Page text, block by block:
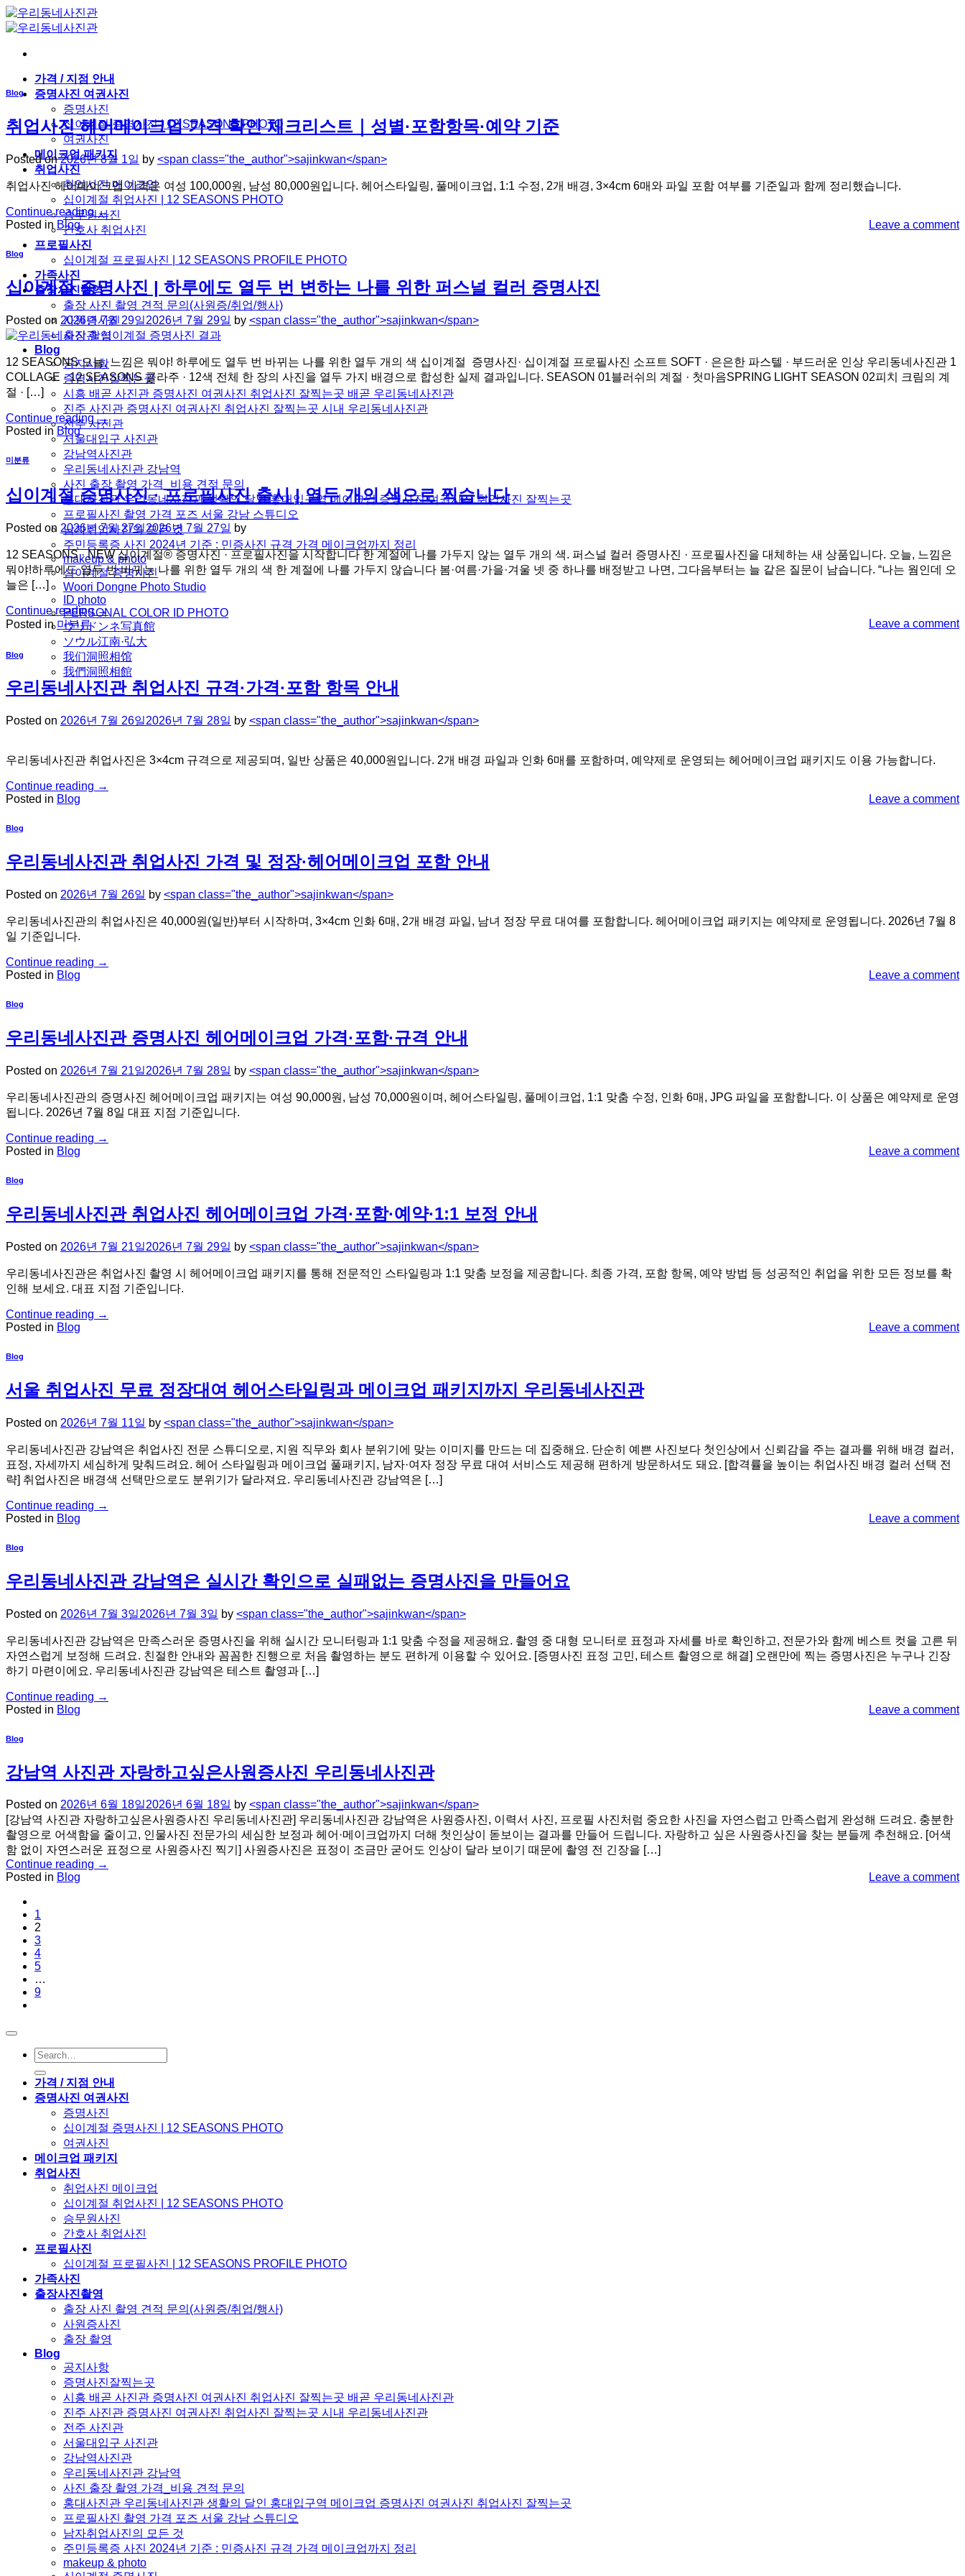
Skip
to
content
가격 / 지점 안내
증명사진 여권사진
증명사진
십이계절 증명사진 | 12 SEASONS PHOTO
여권사진
메이크업 패키지
취업사진
취업사진 메이크업
십이계절 취업사진 | 12 SEASONS PHOTO
승무원사진
간호사 취업사진
프로필사진
십이계절 프로필사진 | 12 SEASONS PROFILE PHOTO
가족사진
출장사진촬영
출장 사진 촬영 견적 문의(사원증/취업/행사)
사원증사진
출장 촬영
Blog
공지사항
증명사진잘찍는곳
시흥 배곧 사진관 증명사진 여권사진 취업사진 잘찍는곳 배곧 우리동네사진관
진주 사진관 증명사진 여권사진 취업사진 잘찍는곳 시내 우리동네사진관
전주 사진관
서울대입구 사진관
강남역사진관
우리동네사진관 강남역
사진 출장 촬영 가격_비용 견적 문의
홍대사진관 우리동네사진관 생활의 달인 홍대입구역 메이크업 증명사진 여권사진 취업사진 잘찍는곳
프로필사진 촬영 가격 포즈 서울 강남 스튜디오
남자취업사진의 모든 것
주민등록증 사진 2024년 기준 : 민증사진 규격 가격 메이크업까지 정리
makeup & photo
십이계절 증명사진
Woori Dongne Photo Studio
ID photo
PERSONAL COLOR ID PHOTO
ウリドンネ写真館
ソウル江南·弘大
我们洞照相馆
我們洞照相館
Blog
취업사진 헤어메이크업 가격 확인 체크리스트｜성별·포함항목·예약 기준
Posted on2026년 8월 1일 by <span class="the_author">sajinkwan</span>
취업사진 헤어메이크업 가격은 여성 100,000원, 남성 80,000원입니다. 헤어스타일링, 풀메이크업, 1:1 수정, 2개 배경, 3×4cm 6매와 파일 포함 여부를 기준일과 함께 정리했습니다.
Continue reading →
Posted in Blog Leave a comment
Blog
십이계절 증명사진 | 하루에도 열두 번 변하는 나를 위한 퍼스널 컬러 증명사진
Posted on 2026년 7월 29일2026년 7월 29일 by <span class="the_author">sajinkwan</span>
12 SEASONS 오늘, 느낌은 뭐야! 하루에도 열두 번 바뀌는 나를 위한 열두 개의 색 십이계절 증명사진· 십이계절 프로필사진 소프트 SOFT · 은은한 파스텔 · 부드러운 인상 우리동네사진관 1
COLLAGE · 12 SEASONS 콜라주 · 12색 전체 한 장의 사진을 열두 가지 배경으로 합성한 실제 결과입니다. SEASON 01블러쉬의 계절 · 첫마음SPRING LIGHT SEASON 02피치 크림의 계
절 · […]
Continue reading→
Posted in Blog
미분류
십이계절 증명사진 · 프로필사진 출시 | 열두 개의 색으로 찍습니다
Posted on 2026년 7월 27일2026년 7월 27일 by
12 SEASONS · NEW 십이계절® 증명사진 · 프로필사진을 시작합니다 한 계절에 나를 가두지 않는 열두 개의 색. 퍼스널 컬러 증명사진 · 프로필사진을 대체하는 새 상품입니다. 오늘, 느낌은
뭐야!하루에도 열두 번 바뀌는 나를 위한 열두 개의 색 한 계절에 나를 가두지 않습니다 봄·여름·가을·겨울 넷 중 하나를 배정받고 나면, 그다음부터는 늘 같은 질문이 남습니다. “나는 웜인데 오
늘은 […]
Continue reading→
Posted in미분류 Leave a comment
Blog
우리동네사진관 취업사진 규격·가격·포함 항목 안내
Posted on 2026년 7월 26일2026년 7월 28일 by <span class="the_author">sajinkwan</span>
우리동네사진관 취업사진은 3×4cm 규격으로 제공되며, 일반 상품은 40,000원입니다. 2개 배경 파일과 인화 6매를 포함하며, 예약제로 운영되는 헤어메이크업 패키지도 이용 가능합니다.
Continue reading →
Posted in Blog Leave a comment
Blog
우리동네사진관 취업사진 가격 및 정장·헤어메이크업 포함 안내
Posted on 2026년 7월 26일 by <span class="the_author">sajinkwan</span>
우리동네사진관의 취업사진은 40,000원(일반)부터 시작하며, 3×4cm 인화 6매, 2개 배경 파일, 남녀 정장 무료 대여를 포함합니다. 헤어메이크업 패키지는 예약제로 운영됩니다. 2026년 7월 8
일 기준입니다.
Continue reading →
Posted in Blog Leave a comment
Blog
우리동네사진관 증명사진 헤어메이크업 가격·포함·규격 안내
Posted on 2026년 7월 21일2026년 7월 28일 by <span class="the_author">sajinkwan</span>
우리동네사진관의 증명사진 헤어메이크업 패키지는 여성 90,000원, 남성 70,000원이며, 헤어스타일링, 풀메이크업, 1:1 맞춤 수정, 인화 6매, JPG 파일을 포함합니다. 이 상품은 예약제로 운영
됩니다. 2026년 7월 8일 대표 지점 기준입니다.
Continue reading →
Posted in Blog Leave a comment
Blog
우리동네사진관 취업사진 헤어메이크업 가격·포함·예약·1:1 보정 안내
Posted on 2026년 7월 21일2026년 7월 29일 by <span class="the_author">sajinkwan</span>
우리동네사진관은 취업사진 촬영 시 헤어메이크업 패키지를 통해 전문적인 스타일링과 1:1 맞춤 보정을 제공합니다. 최종 가격, 포함 항목, 예약 방법 등 성공적인 취업을 위한 모든 정보를 확
인해 보세요. 대표 지점 기준입니다.
Continue reading →
Posted in Blog Leave a comment
Blog
서울 취업사진 무료 정장대여 헤어스타일링과 메이크업 패키지까지 우리동네사진관
Posted on 2026년 7월 11일 by <span class="the_author">sajinkwan</span>
우리동네사진관 강남역은 취업사진 전문 스튜디오로, 지원 직무와 회사 분위기에 맞는 이미지를 만드는 데 집중해요. 단순히 예쁜 사진보다 첫인상에서 신뢰감을 주는 결과를 위해 배경 컬러,
표정, 자세까지 세심하게 맞춰드려요. 헤어 스타일링과 메이크업 풀패키지, 남자·여자 정장 무료 대여 서비스도 제공해 편하게 방문하셔도 돼요. [합격률을 높이는 취업사진 배경 컬러 선택 전
략] 취업사진은 배경색 선택만으로도 분위기가 달라져요. 우리동네사진관 강남역은 […]
Continue reading →
Posted in Blog Leave a comment
Blog
우리동네사진관 강남역은 실시간 확인으로 실패없는 증명사진을 만들어요
Posted on 2026년 7월 3일2026년 7월 3일 by <span class="the_author">sajinkwan</span>
우리동네사진관 강남역은 만족스러운 증명사진을 위해 실시간 모니터링과 1:1 맞춤 수정을 제공해요. 촬영 중 대형 모니터로 표정과 자세를 바로 확인하고, 전문가와 함께 베스트 컷을 고른 뒤
자연스럽게 보정해 드려요. 친절한 안내와 꼼꼼한 진행으로 처음 촬영하는 분도 편하게 이용할 수 있어요. [증명사진 표정 고민, 테스트 촬영으로 해결] 오랜만에 찍는 증명사진은 누구나 긴장
하기 마련이에요. 우리동네사진관 강남역은 테스트 촬영과 […]
Continue reading →
Posted in Blog Leave a comment
Blog
강남역 사진관 자랑하고싶은사원증사진 우리동네사진관
Posted on 2026년 6월 18일2026년 6월 18일 by <span class="the_author">sajinkwan</span>
[강남역 사진관 자랑하고싶은사원증사진 우리동네사진관] 우리동네사진관 강남역은 사원증사진, 이력서 사진, 프로필 사진처럼 중요한 사진을 자연스럽고 만족스럽게 완성해 드려요. 충분한
촬영으로 어색함을 줄이고, 인물사진 전문가의 세심한 보정과 헤어·메이크업까지 더해 첫인상이 돋보이는 결과를 만들어 드립니다. 자랑하고 싶은 사원증사진을 찾는 분들께 추천해요. [어색
함 없이 자연스러운 표정으로 사원증사진 찍기] 사원증사진은 표정이 조금만 굳어도 인상이 달라 보이기 때문에 촬영 전 긴장을 […]
Continue reading →
Posted in Blog Leave a comment
1
2
3
4
5
…
9
가격 / 지점 안내
증명사진 여권사진
증명사진
십이계절 증명사진 | 12 SEASONS PHOTO
여권사진
메이크업 패키지
취업사진
취업사진 메이크업
십이계절 취업사진 | 12 SEASONS PHOTO
승무원사진
간호사 취업사진
프로필사진
십이계절 프로필사진 | 12 SEASONS PROFILE PHOTO
가족사진
출장사진촬영
출장 사진 촬영 견적 문의(사원증/취업/행사)
사원증사진
출장 촬영
Blog
공지사항
증명사진잘찍는곳
시흥 배곧 사진관 증명사진 여권사진 취업사진 잘찍는곳 배곧 우리동네사진관
진주 사진관 증명사진 여권사진 취업사진 잘찍는곳 시내 우리동네사진관
전주 사진관
서울대입구 사진관
강남역사진관
우리동네사진관 강남역
사진 출장 촬영 가격_비용 견적 문의
홍대사진관 우리동네사진관 생활의 달인 홍대입구역 메이크업 증명사진 여권사진 취업사진 잘찍는곳
프로필사진 촬영 가격 포즈 서울 강남 스튜디오
남자취업사진의 모든 것
주민등록증 사진 2024년 기준 : 민증사진 규격 가격 메이크업까지 정리
makeup & photo